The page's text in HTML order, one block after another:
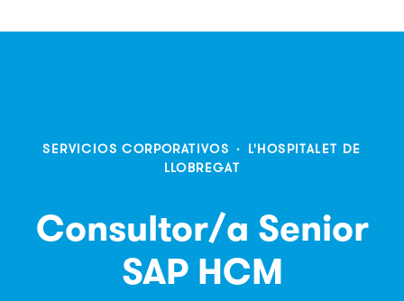
SERVICIOS CORPORATIVOS · L'HOSPITALET DE
LLOBREGAT
Consultor/a Senior
SAP HCM